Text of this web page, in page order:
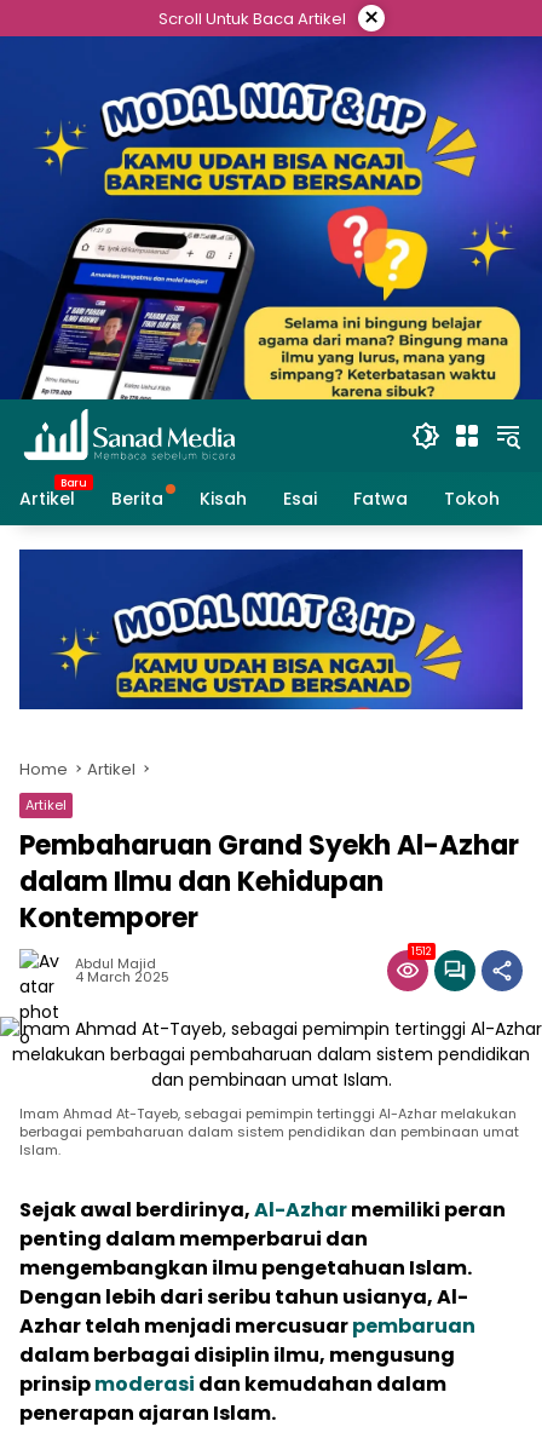
to
Scroll Untuk Baca Artikel ×
Artikel Berita Kisah Esai Fatwa Tokoh
Home Artikel
Artikel
Pembaharuan Grand Syekh Al-Azhar
dalam Ilmu dan Kehidupan
Kontemporer
Abdul Majid
4 March 2025
1512
Imam Ahmad At-Tayeb, sebagai pemimpin tertinggi Al-Azhar melakukan
berbagai pembaharuan dalam sistem pendidikan dan pembinaan umat
Islam.
Sejak awal berdirinya,Al-Azharmemiliki peran
penting dalam memperbarui dan
mengembangkan ilmu pengetahuan Islam.
Dengan lebih dari seribu tahun usianya, Al-
Azhar telah menjadi mercusuarpembaruan
dalam berbagai disiplin ilmu, mengusung
prinsipmoderasi dan kemudahan dalam
penerapan ajaran Islam.